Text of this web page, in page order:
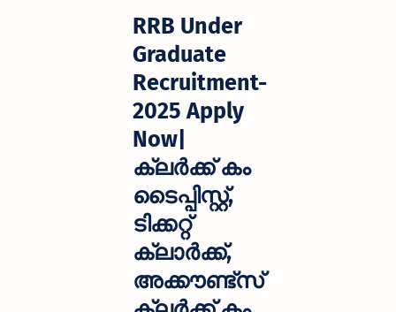
ക്ലാർക്ക്,
അക്കൗ
ണ്ട്സ്
ക്ലർക്ക്
കം
ടൈപ്പിസ്റ്റ്
ട്രെയിൻ
ക്ലർക്ക്
ഒഴിവുകളി
RRB Under
Graduate
Recruitment-
2025 Apply
Now|
ക്ലർക്ക് കം
ടൈപ്പിസ്റ്റ്,
ടിക്കറ്റ്
ക്ലാർക്ക്,
അക്കൗണ്ട്സ്